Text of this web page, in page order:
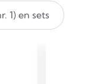
1) en sets